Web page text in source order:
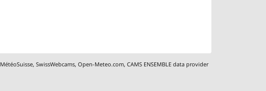
MétéoSuisse,SwissWebcams,Open-Meteo.com,CAMS ENSEMBLE data provider